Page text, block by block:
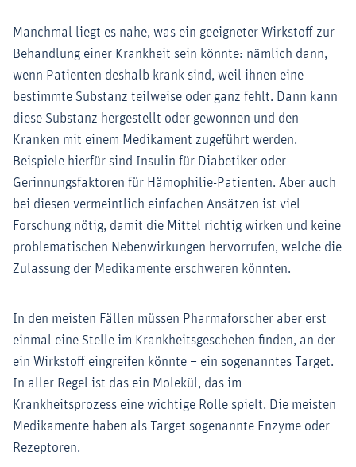
Manchmal liegt es nahe, was ein geeigneter Wirkstoff zur
Behandlung einer Krankheit sein könnte: nämlich dann,
wenn Patienten deshalb krank sind, weil ihnen eine
bestimmte Substanz teilweise oder ganz fehlt. Dann kann
diese Substanz hergestellt oder gewonnen und den
Kranken mit einem Medikament zugeführt werden.
Beispiele hierfür sind Insulin für Diabetiker oder
Gerinnungsfaktoren für Hämophilie-Patienten. Aber auch
bei diesen vermeintlich einfachen Ansätzen ist viel
Forschung nötig, damit die Mittel richtig wirken und keine
problematischen Nebenwirkungen hervorrufen, welche die
Zulassung der Medikamente erschweren könnten.
In den meisten Fällen müssen Pharmaforscher aber erst
einmal eine Stelle im Krankheitsgeschehen finden, an der
ein Wirkstoff eingreifen könnte – ein sogenanntes Target.
In aller Regel ist das ein Molekül, das im
Krankheitsprozess eine wichtige Rolle spielt. Die meisten
Medikamente haben als Target sogenannte Enzyme oder
Rezeptoren.